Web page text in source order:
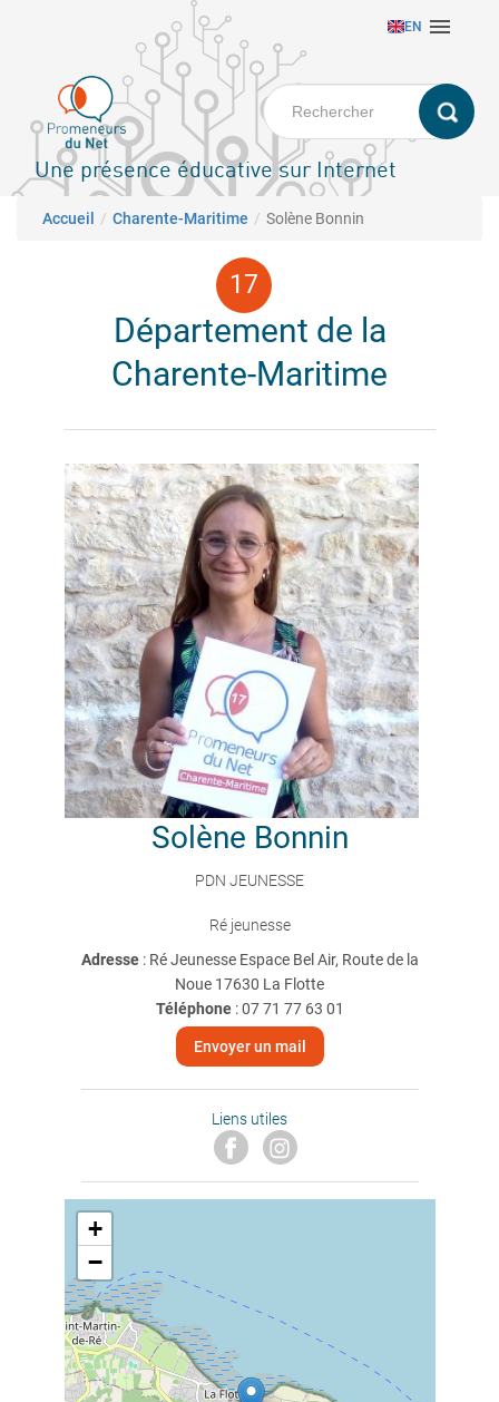
principal
EN 
Une présence éducative sur Internet
Fil d'Ariane
Accueil Charente-Maritime Solène Bonnin
Département de la
Charente-Maritime
Solène Bonnin
PDN JEUNESSE
Ré jeunesse
Adresse : Ré Jeunesse Espace Bel Air, Route de la
Noue 17630 La Flotte
Téléphone:07 71 77 63 01
Envoyer un mail
Liens utiles
+
−